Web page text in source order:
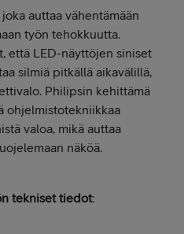
auttaa vähentämään
työn tehokkuutta.
että LED-näyttöjen siniset
silmiä pitkällä aikavälillä,
Philipsin kehittämä
ohjelmistotekniikkaa
valoa, mikä auttaa
näköä.
tekniset tiedot: